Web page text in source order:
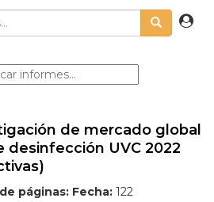
de mercado global
desinfección UVC 2022
páginas: Fecha: 122